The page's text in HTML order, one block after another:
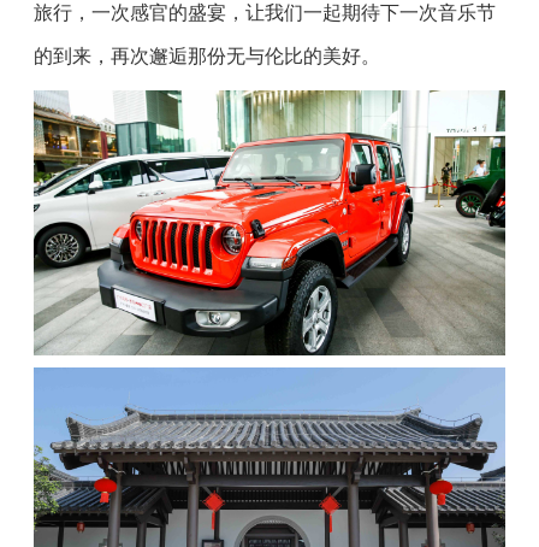
旅行，一次感官的盛宴，让我们一起期待下一次音乐节
的到来，再次邂逅那份无与伦比的美好。